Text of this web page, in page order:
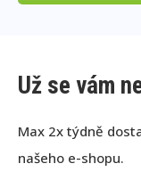
Už se vám
Max 2x týdně
našeho e-shopu.